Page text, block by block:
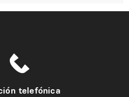
telefónica